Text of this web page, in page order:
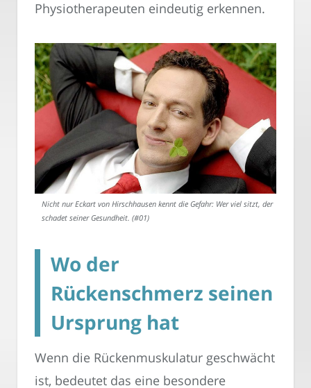
Physiotherapeuten eindeutig erkennen.
Nicht nur Eckart von Hirschhausen kennt die Gefahr: Wer viel sitzt, der
schadet seiner Gesundheit. (#01)
Wo der
Rückenschmerz seinen
Ursprung hat
Wenn die Rückenmuskulatur geschwächt
ist, bedeutet das eine besondere